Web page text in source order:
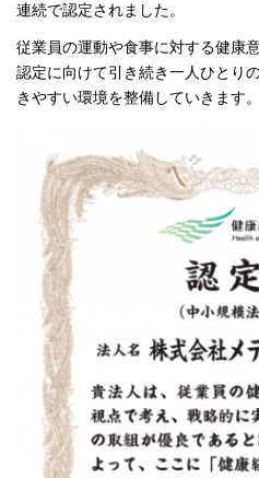
連続で認定されました。
従業員の運動や食事に対する健康
認定に向けて引き続き一人ひとり
きやすい環境を整備していきます。